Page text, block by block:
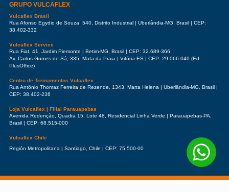
GRUPO VULCAFLEX
Vulcaflex Brasil
Rua Afonso Egydio de Souza, 540, Distrito Industrial | Uberlândia-MG, Brasil | CEP:
38.402-332
Vulcaflex Service
Rua Fiat, 41, Jardim Piemonte | Betim-MG, Brasil | CEP: 32.689-366
Av. Carlos Gomes de Sá, 335, Mata da Praia | Vitória-ES | CEP: 29.066-040 (Ed.
PlusOffice)
Centro de Treinamentos Vulcaflex
Rua Antônio Thomaz Ferreira de Rezende, 1343, Marta Helena | Uberlândia-MG, Brasil |
CEP: 38.402-236
Loja Vulcaflex | Filial Parauapebas
Avenida Redenção, Quadra 15, Lote 48, Residencial Linha Verde | Parauapebas-PA,
Brasil | CEP: 68.515-000
Vulcaflex Chile
Región Metropolitana | Santiago, Chile | CEP: 75.500-00